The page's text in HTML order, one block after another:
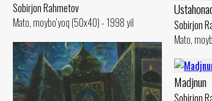
Sobirjon Rahmetov
Mato, moybo‘yoq (50x40) - 1998 yil
Sobirjon
Mato,
Madjnun
Sobirjon